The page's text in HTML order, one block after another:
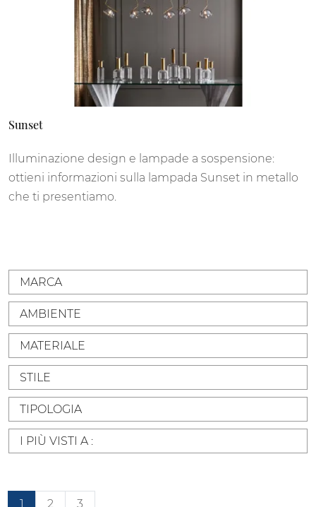
Sunset
Illuminazione design e lampade a sospensione:
ottieni informazioni sulla lampada Sunset in metallo
che ti presentiamo.
MARCA
AMBIENTE
MATERIALE
STILE
TIPOLOGIA
I PIÙ VISTI A :
1 2 3